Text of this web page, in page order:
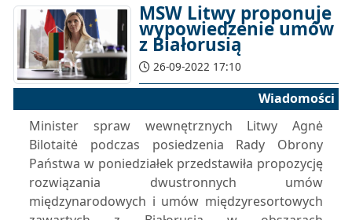
MSW Litwy proponuje
wypowiedzenie umów
z Białorusią
26-09-2022 17:10
Wiadomości
Minister spraw wewnętrznych Litwy Agnė
Bilotaitė podczas posiedzenia Rady Obrony
Państwa w poniedziałek przedstawiła propozycję
rozwiązania dwustronnych umów
międzynarodowych i umów międzyresortowych